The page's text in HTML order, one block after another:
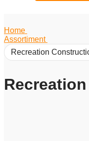
Home
Assortiment
Recreation